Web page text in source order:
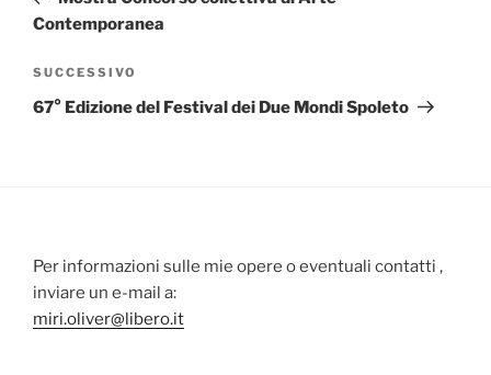
Contemporanea
Articolo
successivo
SUCCESSIVO
67° Edizione del Festival dei Due Mondi Spoleto
Per informazioni sulle mie opere o eventuali contatti ,
inviare un e-mail a:
miri.oliver@libero.it